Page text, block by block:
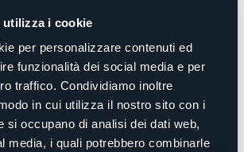
i cookie
per personalizzare contenuti ed
funzionalità dei social media e per
traffico. Condividiamo inoltre
in cui utilizza il nostro sito con i
si occupano di analisi dei dati web,
media, i quali potrebbero combinarle